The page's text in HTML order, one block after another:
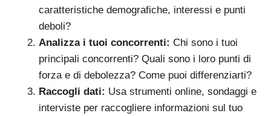
caratteristiche demografiche, interessi e punti
deboli?
Analizza i tuoi concorrenti: Chi sono i tuoi
principali concorrenti? Quali sono i loro punti di
forza e di debolezza? Come puoi differenziarti?
Raccogli dati: Usa strumenti online, sondaggi e
interviste per raccogliere informazioni sul tuo